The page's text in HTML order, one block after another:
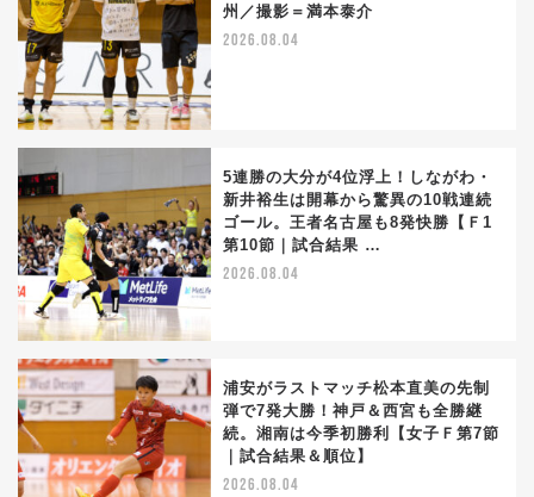
州／撮影＝満本泰介
2026.08.04
5連勝の大分が4位浮上！しながわ・
新井裕生は開幕から驚異の10戦連続
ゴール。王者名古屋も8発快勝【Ｆ1
第10節｜試合結果 …
2026.08.04
浦安がラストマッチ松本直美の先制
弾で7発大勝！神戸＆西宮も全勝継
続。湘南は今季初勝利【女子Ｆ第7節
｜試合結果＆順位】
2026.08.04